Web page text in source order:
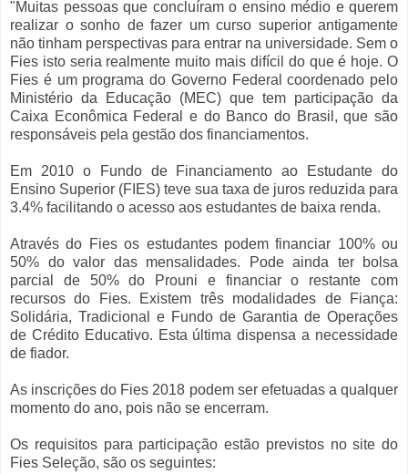
"Muitas pessoas que concluíram o ensino médio e querem
realizar o sonho de fazer um curso superior antigamente
não tinham perspectivas para entrar na universidade. Sem o
Fies isto seria realmente muito mais difícil do que é hoje. O
Fies é um programa do Governo Federal coordenado pelo
Ministério da Educação (MEC) que tem participação da
Caixa Econômica Federal e do Banco do Brasil, que são
responsáveis pela gestão dos financiamentos.
Em 2010 o Fundo de Financiamento ao Estudante do
Ensino Superior (FIES) teve sua taxa de juros reduzida para
3.4% facilitando o acesso aos estudantes de baixa renda.
Através do Fies os estudantes podem financiar 100% ou
50% do valor das mensalidades. Pode ainda ter bolsa
parcial de 50% do Prouni e financiar o restante com
recursos do Fies. Existem três modalidades de Fiança:
Solidária, Tradicional e Fundo de Garantia de Operações
de Crédito Educativo. Esta última dispensa a necessidade
de fiador.
As inscrições do Fies 2018 podem ser efetuadas a qualquer
momento do ano, pois não se encerram.
Os requisitos para participação estão previstos no site do
Fies Seleção, são os seguintes: